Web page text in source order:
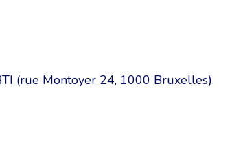
(rue Montoyer 24, 1000 Bruxelles).